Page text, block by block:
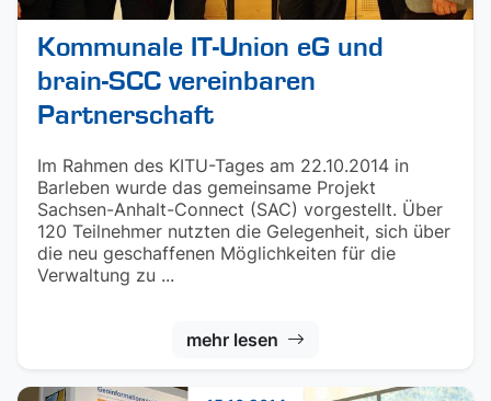
Kommunale IT-Union eG und
brain-SCC vereinbaren
Partnerschaft
Im Rahmen des KITU-Tages am 22.10.2014 in
Barleben wurde das gemeinsame Projekt
Sachsen-Anhalt-Connect (SAC) vorgestellt. Über
120 Teilnehmer nutzten die Gelegenheit, sich über
die neu geschaffenen Möglichkeiten für die
Verwaltung zu ...
mehr lesen